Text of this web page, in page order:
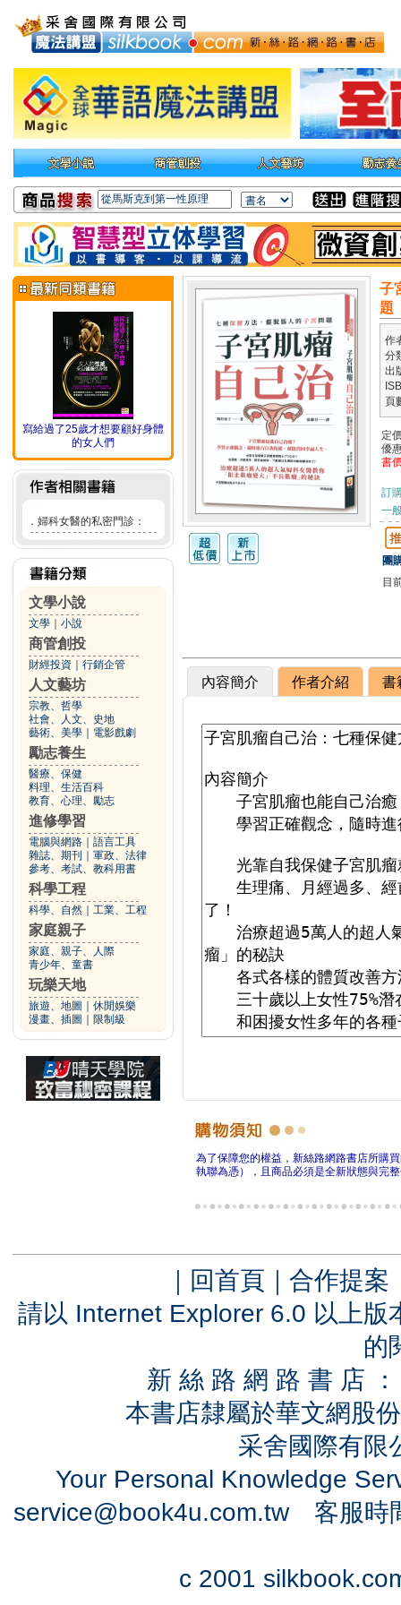
寫給過了25歲才想要顧好身體
的女人們
． 婦科女醫的私密門診：
文學小說
文學 小說
商管創投
財經投資 行銷企管
人文藝坊
宗教、哲學
社會、人文、史地
藝術、美學
電影戲劇
勵志養生
醫療、保健
料理、生活百科
教育、心理、勵志
進修學習
電腦與網路
語言工具
雜誌、期刊
軍政、法律
參考、考試、教科用書
科學工程
科學、自然 工業、工程
家庭親子
家庭、親子、人際
青少年、童書
玩樂天地
旅遊、地圖
休閒娛樂
漫畫、插圖
限制級
子
題
作
分
出
頁
定
優
書
訂
一
團
目
內容簡介 作者介紹 書
為了保障您的權益，新絲路網路書店所購
執聯為憑），且商品必須是全新狀態與完
｜ 回首頁 ｜ 合作提案
請以 Internet Explorer 6.0 以上
的
新 絲 路 網 路 書 店
本書店隸屬於華文網股
采舍國際有
Your Personal Knowledge
service@book4u.com.tw客服時
c 2001